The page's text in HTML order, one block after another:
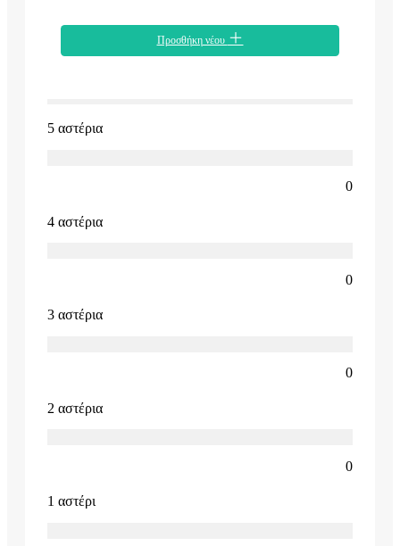
Προσθήκη νέου
5 αστέρια
0
4 αστέρια
0
3 αστέρια
0
2 αστέρια
0
1 αστέρι